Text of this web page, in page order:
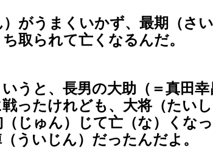
がうまくいかず、最期（さ
取られて亡くなるんだ。
うと、長男の大助（＝真田
ったけれども、大将（たい
じゅん）じて亡（な）くな
ういじん）だったんだよ。